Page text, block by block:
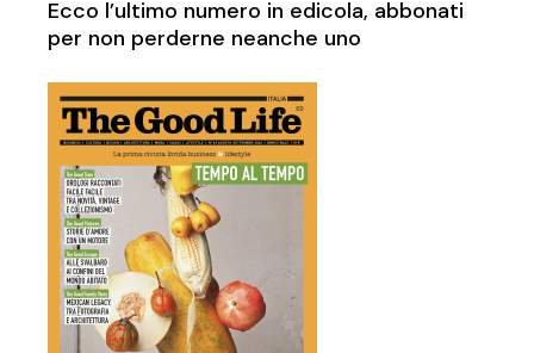
Ecco l’ultimo numero in edicola, abbonati
per non perderne neanche uno